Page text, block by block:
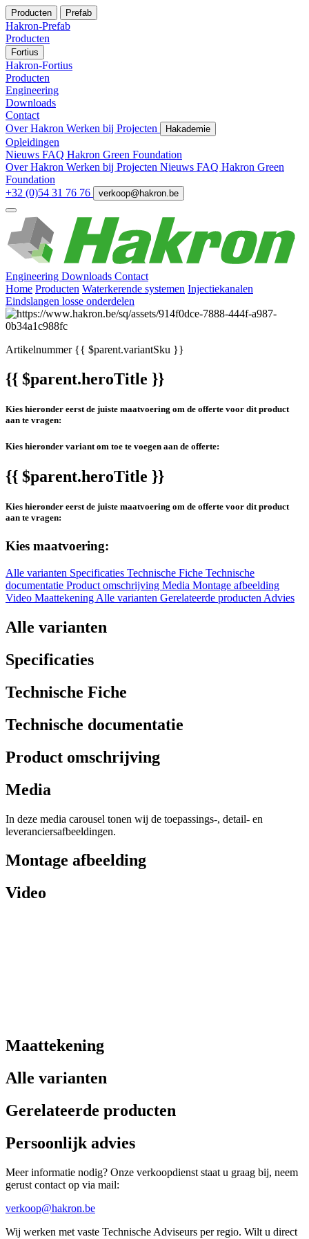
Producten Prefab
Hakron-Prefab
Producten
Fortius
Hakron-Fortius
Producten
Engineering
Downloads
Contact
Over Hakron Werken bij Projecten Hakademie
Opleidingen
Nieuws FAQ Hakron Green Foundation
Over Hakron Werken bij Projecten Nieuws FAQ Hakron Green
Foundation
+32 (0)54 31 76 76
verkoop@hakron.be
Engineering Downloads Contact
Home Producten Waterkerende systemen Injectiekanalen
Eindslangen losse onderdelen
Artikelnummer{{ $parent.variantSku }}
{{ $parent.heroTitle }}
Kies hieronder eerst de juiste maatvoering om de offerte voor dit product
aan te vragen:
Kies hieronder variant om toe te voegen aan de offerte:
{{ $parent.heroTitle }}
Kies hieronder eerst de juiste maatvoering om de offerte voor dit product
aan te vragen:
Kies maatvoering:
Alle varianten Specificaties Technische Fiche Technische
documentatie Product omschrijving Media Montage afbeelding
Video Maattekening Alle varianten Gerelateerde producten Advies
Alle varianten
Specificaties
Technische Fiche
Technische documentatie
Product omschrijving
Media
In deze media carousel tonen wij de toepassings-, detail- en
leveranciersafbeeldingen.
Montage afbeelding
Video
Maattekening
Alle varianten
Gerelateerde producten
Persoonlijk advies
Meer informatie nodig? Onze verkoopdienst staat u graag bij, neem
gerust contact op via mail:
verkoop@hakron.be
Wij werken met vaste Technische Adviseurs per regio. Wilt u direct